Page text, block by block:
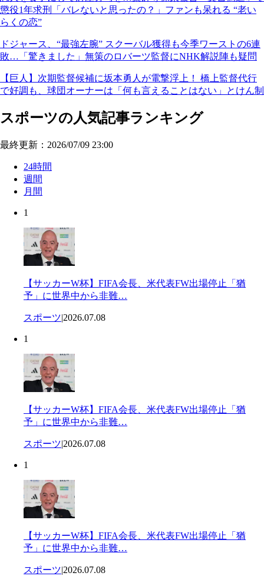
懲役1年求刑「バレないと思ったの？」ファンも呆れる “老い
らくの恋”
ドジャース、“最強左腕” スクーバル獲得も今季ワーストの6連
敗…「驚きました」無策のロバーツ監督にNHK解説陣も疑問
【巨人】次期監督候補に坂本勇人が電撃浮上！ 橋上監督代行
で好調も、球団オーナーは「何も言えることはない」とけん制
スポーツの人気記事ランキング
最終更新：2026/07/09 23:00
24時間
週間
月間
1
【サッカーW杯】FIFA会長、米代表FW出場停止「猶
予」に世界中から非難…
スポーツ|2026.07.08
1
【サッカーW杯】FIFA会長、米代表FW出場停止「猶
予」に世界中から非難…
スポーツ|2026.07.08
1
【サッカーW杯】FIFA会長、米代表FW出場停止「猶
予」に世界中から非難…
スポーツ|2026.07.08